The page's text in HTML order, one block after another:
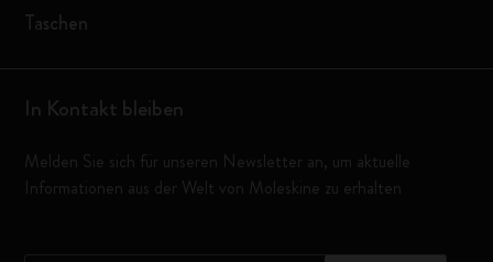
Taschen
In Kontakt bleiben
Melden Sie sich für unseren Newsletter an, um aktuelle
Informationen aus der Welt von Moleskine zu erhalten